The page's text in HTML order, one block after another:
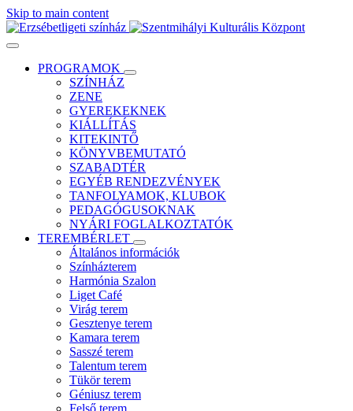
Skip to main content
PROGRAMOK
SZÍNHÁZ
ZENE
GYEREKEKNEK
KIÁLLÍTÁS
KITEKINTŐ
KÖNYVBEMUTATÓ
SZABADTÉR
EGYÉB RENDEZVÉNYEK
TANFOLYAMOK, KLUBOK
PEDAGÓGUSOKNAK
NYÁRI FOGLALKOZTATÓK
TEREMBÉRLET
Általános információk
Színházterem
Harmónia Szalon
Liget Café
Virág terem
Gesztenye terem
Kamara terem
Sasszé terem
Talentum terem
Tükör terem
Géniusz terem
Felső terem